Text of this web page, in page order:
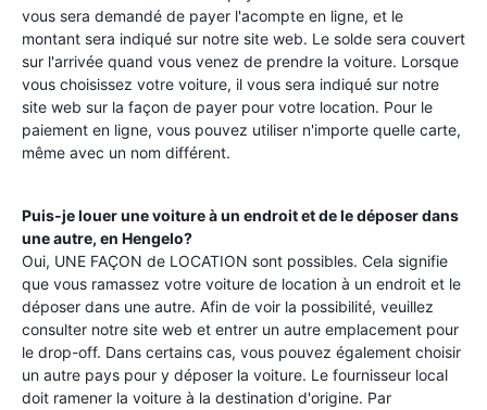
vous sera demandé de payer l'acompte en ligne, et le
montant sera indiqué sur notre site web. Le solde sera couvert
sur l'arrivée quand vous venez de prendre la voiture. Lorsque
vous choisissez votre voiture, il vous sera indiqué sur notre
site web sur la façon de payer pour votre location. Pour le
paiement en ligne, vous pouvez utiliser n'importe quelle carte,
même avec un nom différent.
Puis-je louer une voiture à un endroit et de le déposer dans
une autre, en Hengelo?
Oui, UNE FAÇON de LOCATION sont possibles. Cela signifie
que vous ramassez votre voiture de location à un endroit et le
déposer dans une autre. Afin de voir la possibilité, veuillez
consulter notre site web et entrer un autre emplacement pour
le drop-off. Dans certains cas, vous pouvez également choisir
un autre pays pour y déposer la voiture. Le fournisseur local
doit ramener la voiture à la destination d'origine. Par